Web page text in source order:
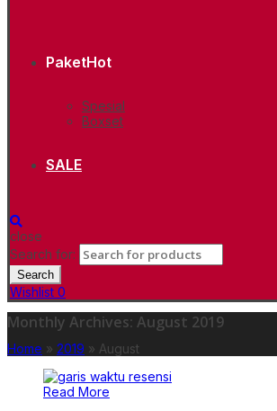
PaketHot
Spesial
Boxset
SALE
close
Search for:
Search
Wishlist 0
Monthly Archives: August 2019
Home » 2019 » August
Read More